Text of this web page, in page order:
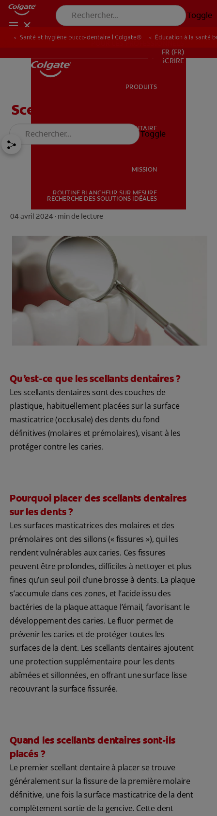
Toggle
SANTÉ BUCCO-DENTAIRE
RECHERCHE DES SOLUTIONS IDÉALES
POUR LES PROFESSIONNELS
S’INSCRIRE
POUR LES PROFESSIONNELS
FR (FR)
S’INSCRIRE
PRODUITS
SANTÉ BUCCO-DENTAIRE
MISSION
ROUTINE BLANCHEUR SUR MESURE
RECHERCHE DES SOLUTIONS IDÉALES
Toggle
Santé et hygiène bucco-dentaire | Colgate® Éducation à la santé
Scellants dentaires
04 avril 2024 · min de lecture
Qu’est-ce que les scellants dentaires ?
Les scellants dentaires sont des couches de
plastique, habituellement placées sur la surface
masticatrice (occlusale) des dents du fond
définitives (molaires et prémolaires), visant à les
protéger contre les caries.
Pourquoi placer des scellants dentaires
sur les dents ?
Les surfaces masticatrices des molaires et des
prémolaires ont des sillons (« fissures »), qui les
rendent vulnérables aux caries. Ces fissures
peuvent être profondes, difficiles à nettoyer et plus
fines qu’un seul poil d’une brosse à dents. La plaque
s’accumule dans ces zones, et l’acide issu des
bactéries de la plaque attaque l’émail, favorisant le
développement des caries. Le fluor permet de
prévenir les caries et de protéger toutes les
surfaces de la dent. Les scellants dentaires ajoutent
une protection supplémentaire pour les dents
abîmées et sillonnées, en offrant une surface lisse
recouvrant la surface fissurée.
Quand les scellants dentaires sont-ils
placés ?
Le premier scellant dentaire à placer se trouve
généralement sur la fissure de la première molaire
définitive, une fois la surface masticatrice de la dent
complètement sortie de la gencive. Cette dent